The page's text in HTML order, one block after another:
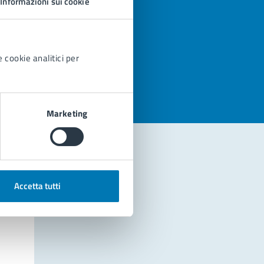
cookie analitici per
Marketing
Accetta tutti